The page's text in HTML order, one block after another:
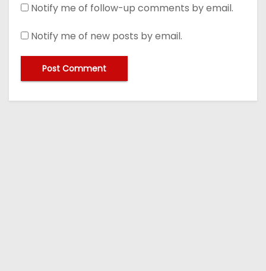
Notify me of follow-up comments by email.
Notify me of new posts by email.